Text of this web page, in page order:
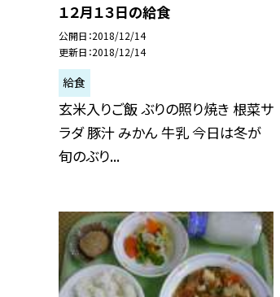
１２月１３日の給食
公開日 2018/12/14
更新日 2018/12/14
給食
玄米入りご飯 ぶりの照り焼き 根菜サ
ラダ 豚汁 みかん 牛乳 今日は冬が
旬のぶり...